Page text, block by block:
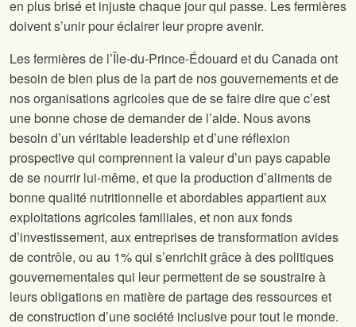
en plus brisé et injuste chaque jour qui passe. Les fermières
doivent s’unir pour éclairer leur propre avenir.
Les fermières de l’Île-du-Prince-Édouard et du Canada ont
besoin de bien plus de la part de nos gouvernements et de
nos organisations agricoles que de se faire dire que c’est
une bonne chose de demander de l’aide. Nous avons
besoin d’un véritable leadership et d’une réflexion
prospective qui comprennent la valeur d’un pays capable
de se nourrir lui-même, et que la production d’aliments de
bonne qualité nutritionnelle et abordables appartient aux
exploitations agricoles familiales, et non aux fonds
d’investissement, aux entreprises de transformation avides
de contrôle, ou au 1% qui s’enrichit grâce à des politiques
gouvernementales qui leur permettent de se soustraire à
leurs obligations en matière de partage des ressources et
de construction d’une société inclusive pour tout le monde.